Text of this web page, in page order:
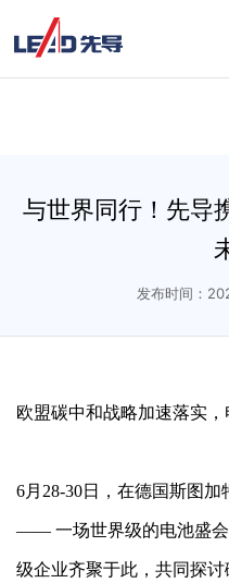
与世界同行！先导
发布时间：
欧盟碳中和战略加速落实，
6月28-30日，在德国斯图加
—— 一场世界级的电池盛会
级企业齐聚于此，共同探